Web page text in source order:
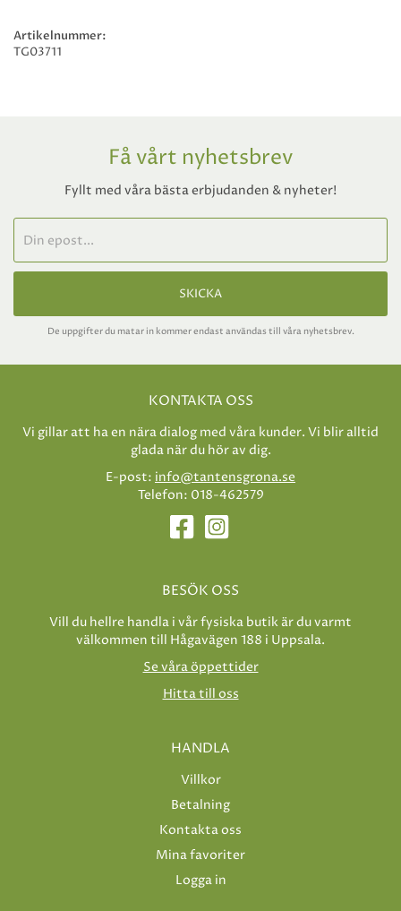
Artikelnummer:
TG03711
Få vårt nyhetsbrev
Fyllt med våra bästa erbjudanden & nyheter!
SKICKA
De uppgifter du matar in kommer endast användas till våra nyhetsbrev.
KONTAKTA OSS
Vi gillar att ha en nära dialog med våra kunder. Vi blir alltid
glada när du hör av dig.
E-post: info@tantensgrona.se
Telefon: 018-462579
BESÖK OSS
Vill du hellre handla i vår fysiska butik är du varmt
välkommen till Hågavägen 188 i Uppsala.
Se våra öppettider
Hitta till oss
HANDLA
Villkor
Betalning
Kontakta oss
Mina favoriter
Logga in